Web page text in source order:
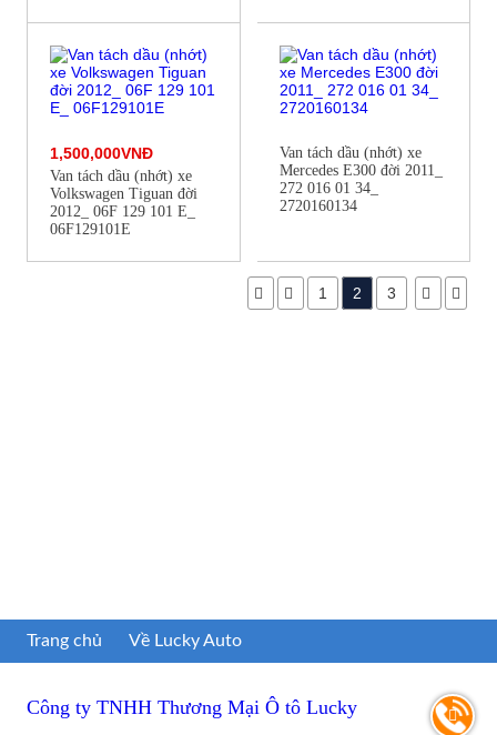
1,500,000VNĐ
Van tách dầu (nhớt) xe
Volkswagen Tiguan đời
2012_ 06F 129 101 E_
06F129101E
Van tách dầu (nhớt) xe
Mercedes E300 đời 2011_
272 016 01 34_
2720160134
1 2 3
Trang chủ Về Lucky Auto
Công ty TNHH Thương Mại Ô tô Lucky